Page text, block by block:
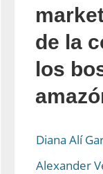
de la
los
Diana Alí
Alexander